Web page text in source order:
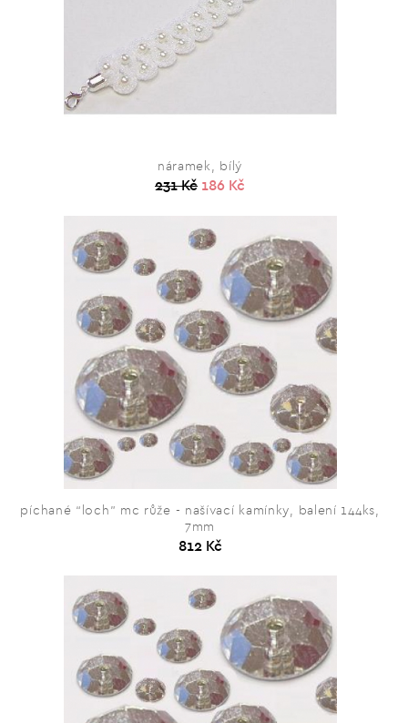
náramek, bílý
231 Kč 186 Kč
píchané “loch” mc růže - našívací kamínky, balení 144ks,
7mm
812 Kč